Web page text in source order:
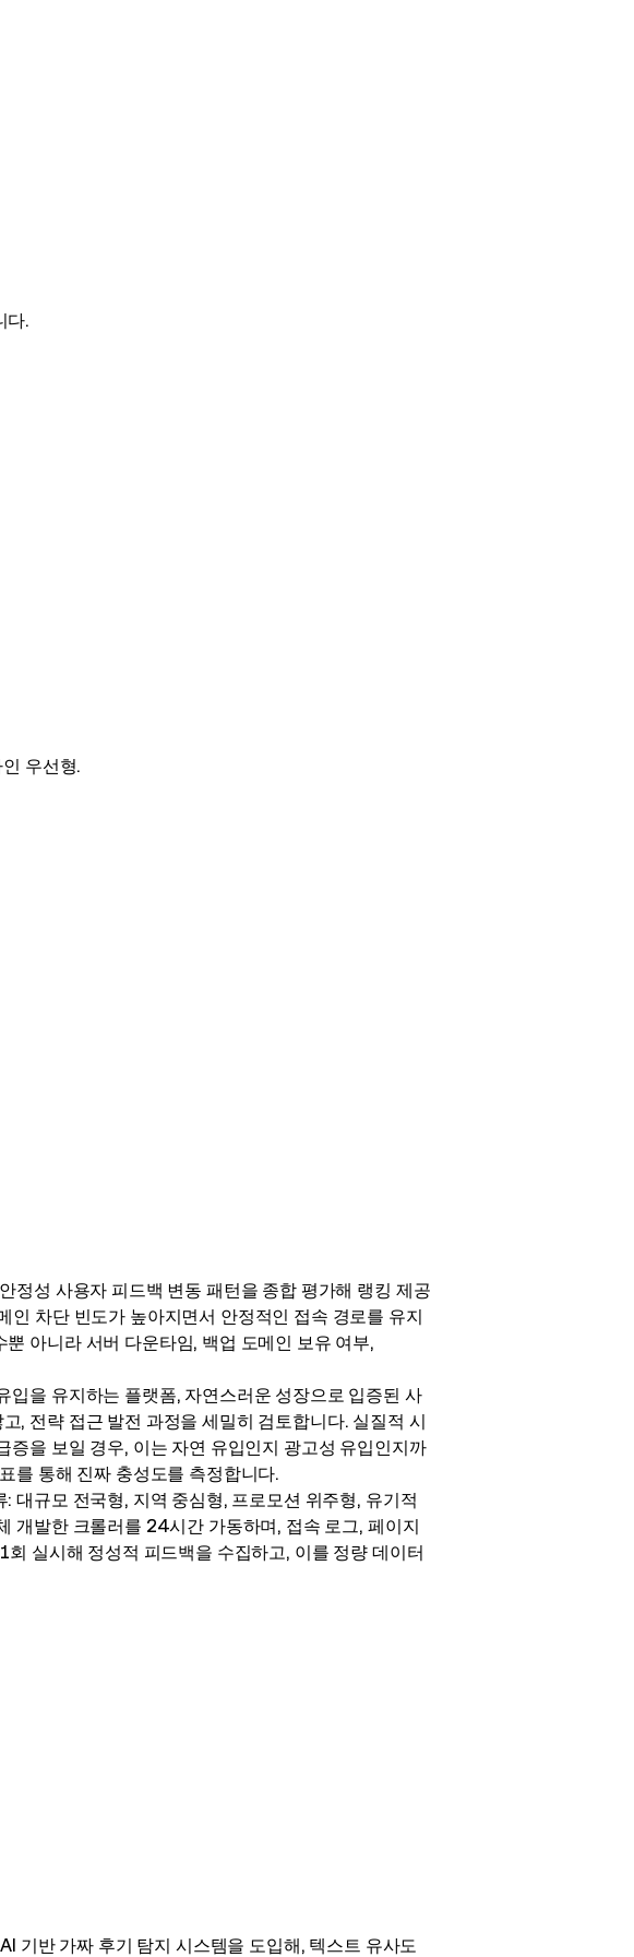
다.
우선형.
정성 사용자 피드백 변동 패턴을 종합 평가해 랭킹 제공
차단 빈도가 높아지면서 안정적인 접속 경로를 유지
아니라 서버 다운타임, 백업 도메인 보유 여부,
입을 유지하는 플랫폼, 자연스러운 성장으로 입증된 사
, 전략 접근 발전 과정을 세밀히 검토합니다. 실질적 시
증을 보일 경우, 이는 자연 유입인지 광고성 유입인지까
를 통해 진짜 충성도를 측정합니다.
대규모 전국형, 지역 중심형, 프로모션 위주형, 유기적
개발한 크롤러를 24시간 가동하며, 접속 로그, 페이지
실시해 정성적 피드백을 수집하고, 이를 정량 데이터
기반 가짜 후기 탐지 시스템을 도입해, 텍스트 유사도